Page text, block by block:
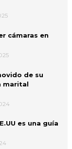
cámaras en
de su
marital
es una guía